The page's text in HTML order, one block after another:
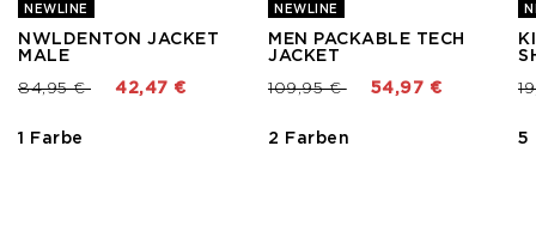
NEWLINE
NWLDENTON JACKET
MALE
Preis reduziert von
84,95 €bis 42,47 €
1 Farbe
NEWLINE
MEN PACKABLE TECH
JACKET
Preis reduziert von
109,95 €bis 54,97 €
2 Farben 5